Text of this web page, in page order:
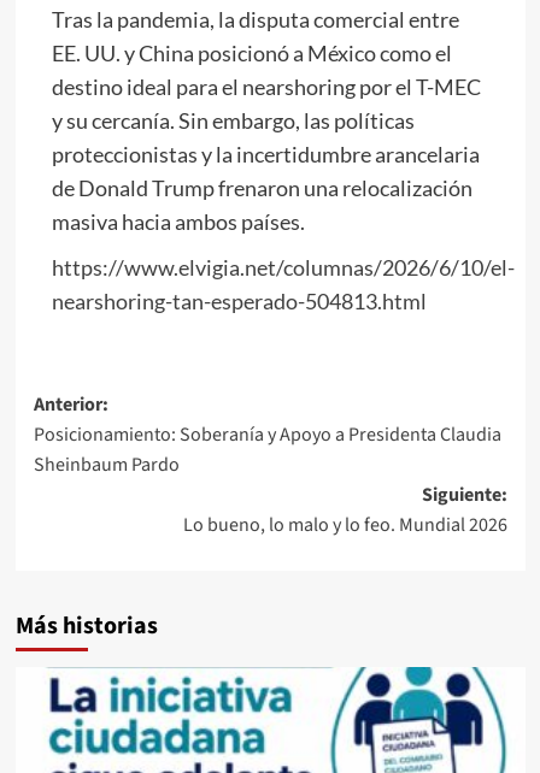
Tras la pandemia, la disputa comercial entre
EE. UU. y China posicionó a México como el
destino ideal para el nearshoring por el T-MEC
y su cercanía. Sin embargo, las políticas
proteccionistas y la incertidumbre arancelaria
de Donald Trump frenaron una relocalización
masiva hacia ambos países.
https://www.elvigia.net/columnas/2026/6/10/el-
nearshoring-tan-esperado-504813.html
Navegación
de
entradas
Anterior:
Posicionamiento: Soberanía y Apoyo a Presidenta Claudia
Sheinbaum Pardo
Siguiente:
Lo bueno, lo malo y lo feo. Mundial 2026
Más historias